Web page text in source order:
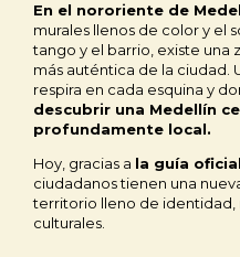
En el nororiente de
murales llenos de color y el
tango y el barrio, existe una
más auténtica de la ciudad.
respira en cada esquina y
descubrir una Medellín
profundamente local.
Hoy, gracias a la guía
ciudadanos tienen una
territorio lleno de identidad,
culturales.